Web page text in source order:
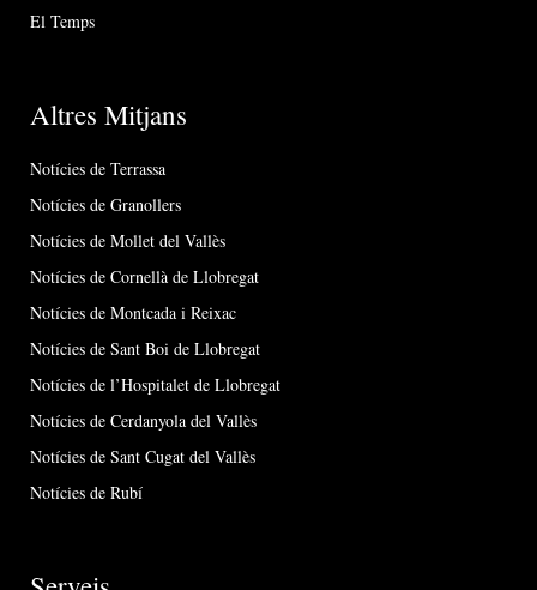
El Temps
Altres Mitjans
Notícies de Terrassa
Notícies de Granollers
Notícies de Mollet del Vallès
Notícies de Cornellà de Llobregat
Notícies de Montcada i Reixac
Notícies de Sant Boi de Llobregat
Notícies de l’Hospitalet de Llobregat
Notícies de Cerdanyola del Vallès
Notícies de Sant Cugat del Vallès
Notícies de Rubí